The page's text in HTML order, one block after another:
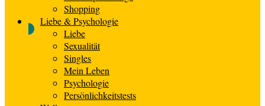
Shopping
Liebe & Psychologie
Liebe
Sexualität
Singles
Mein Leben
Psychologie
Persönlichkeitstests